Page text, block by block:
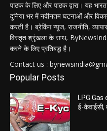
पाठक के लिए और पाठक द्वारा। यह
दुनिया भर में नवीनतम घटनाओं और
करती है। ब्रेकिंग न्यूज, राजनीति,
विस्तृत श्रृंखला के साथ,
करने के लिए प्रतिबद्ध है।
Contact us :
Popular Posts
LPG
ई-केवाईसी,